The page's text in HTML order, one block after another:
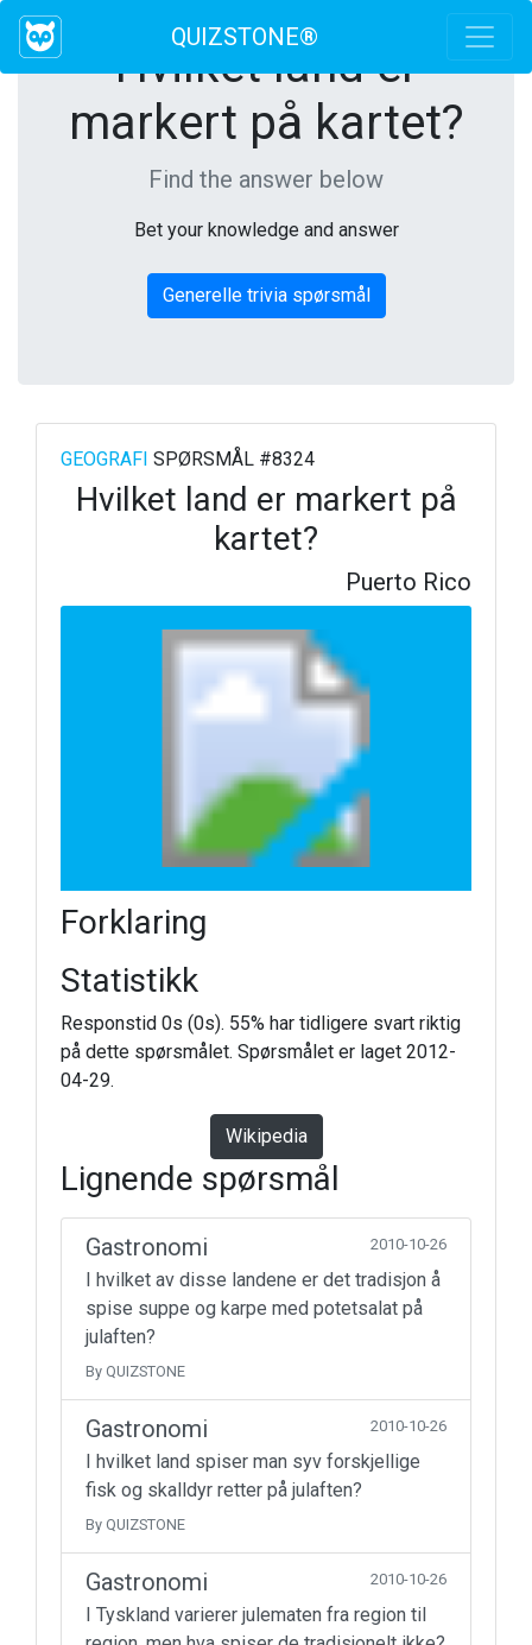
QUIZSTONE®
Hvilket land er
markert på kartet?
Find the answer below
Bet your knowledge and answer
Generelle trivia spørsmål
GEOGRAFI SPØRSMÅL #8324
Hvilket land er markert på
kartet?
Puerto Rico
Forklaring
Statistikk
Responstid 0s (0s). 55% har tidligere svart riktig
på dette spørsmålet. Spørsmålet er laget 2012-
04-29.
Wikipedia
Lignende spørsmål
Gastronomi 2010-10-26
I hvilket av disse landene er det tradisjon å
spise suppe og karpe med potetsalat på
julaften?
By QUIZSTONE
Gastronomi 2010-10-26
I hvilket land spiser man syv forskjellige
fisk og skalldyr retter på julaften?
By QUIZSTONE
Gastronomi 2010-10-26
I Tyskland varierer julematen fra region til